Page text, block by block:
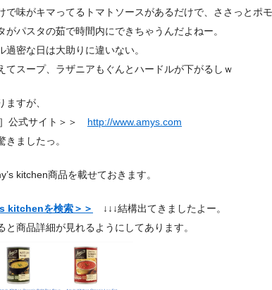
で味がキマってるトマトソースがあるだけで、ささっとポ
がパスタの茹で時間内にできちゃうんだよねー。
過密な日は大助りに違いない。
てスープ、ラザニアもぐんとハードルが下がるしｗ
ますが、
］公式サイト＞＞ http://www.amys.com
きましたっ。
kitchen商品を載せておきます。
kitchenを検索＞＞
↓↓↓結構出てきましたよー。
と商品詳細が見れるようにしてあります。